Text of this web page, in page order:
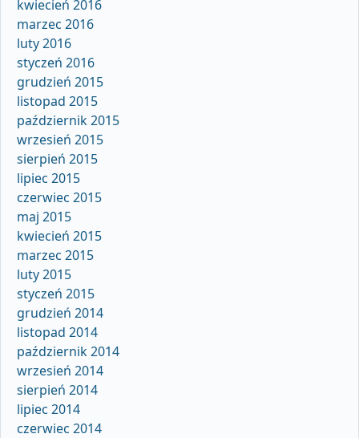
kwiecień 2016
marzec 2016
luty 2016
styczeń 2016
grudzień 2015
listopad 2015
październik 2015
wrzesień 2015
sierpień 2015
lipiec 2015
czerwiec 2015
maj 2015
kwiecień 2015
marzec 2015
luty 2015
styczeń 2015
grudzień 2014
listopad 2014
październik 2014
wrzesień 2014
sierpień 2014
lipiec 2014
czerwiec 2014